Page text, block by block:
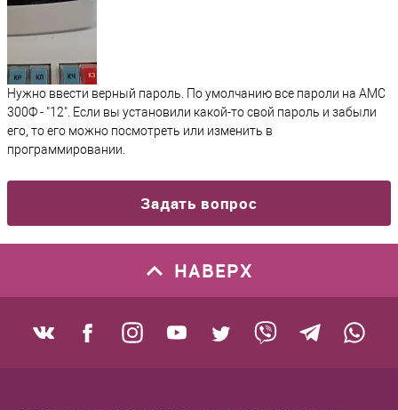
Нужно ввести верный пароль. По умолчанию все пароли на АМС
300Ф - "12". Если вы установили какой-то свой пароль и забыли
его, то его можно посмотреть или изменить в
программировании.
Задать вопрос
НАВЕРХ